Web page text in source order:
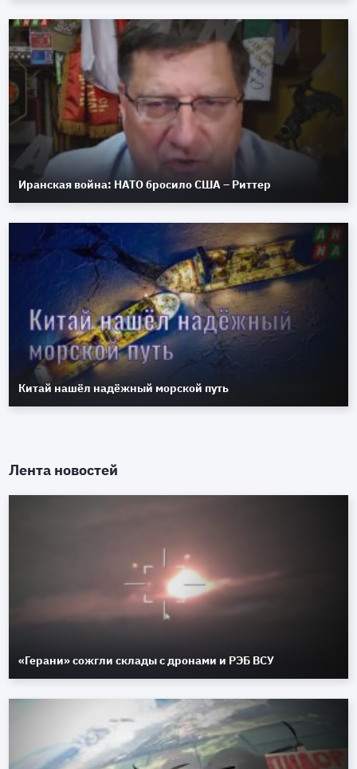
Иранская война: НАТО бросило США – Риттер
Китай нашёл надёжный морской путь
Лента новостей
«Герани» сожгли склады с дронами и РЭБ ВСУ